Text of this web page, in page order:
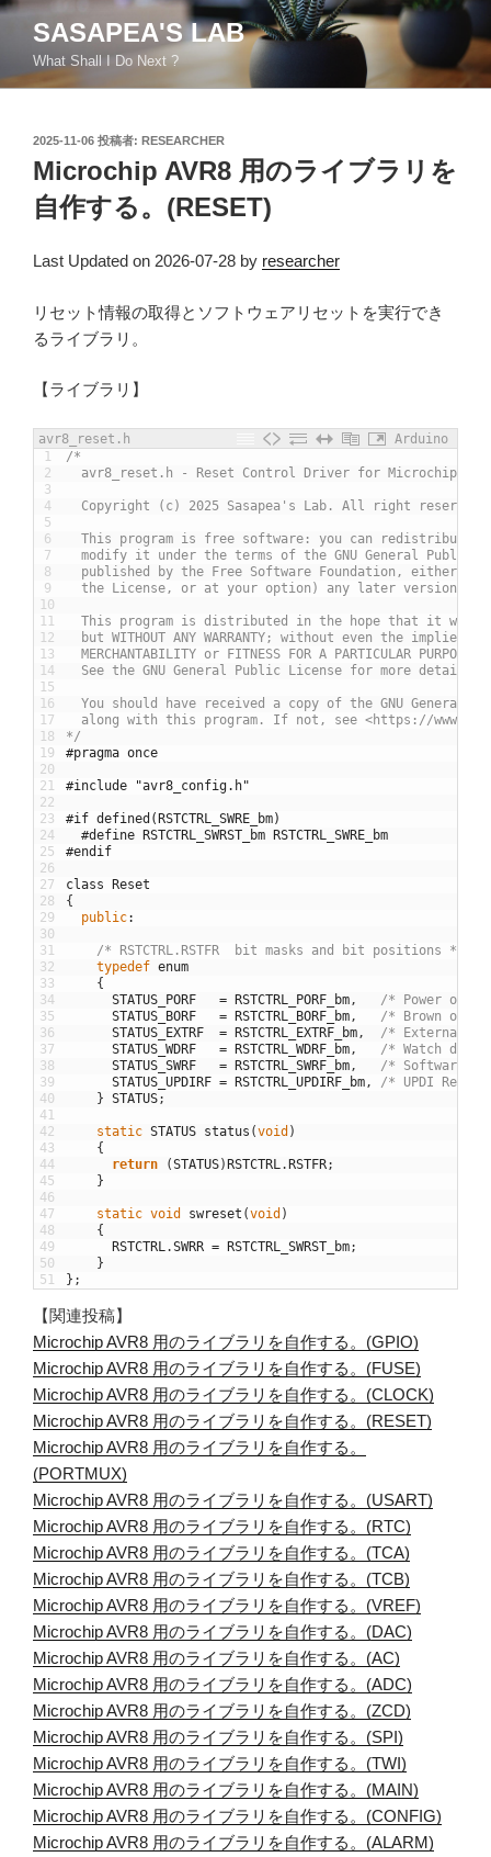
コ
ン
SASAPEA'S LAB
What Shall I Do Next ?
投
稿
日:
2025-11-06 投稿者: RESEARCHER
Microchip AVR8 用のライブラリを
自作する。(RESET)
Last Updated on 2026-07-28 by researcher
リセット情報の取得とソフトウェアリセットを実行でき
るライブラリ。
【ライブラリ】
avr8_reset.h
Arduino
1
2
3
4
5
6
7
8
9
10
11
12
13
14
15
16
17
18
19
20
21
22
23
24
25
26
27
28
29
30
31
32
33
34
35
36
37
38
39
40
41
42
43
44
45
46
47
48
49
50
51
/*
avr8_reset.h - Reset Control Driver for Microchip
Copyright (c) 2025 Sasapea's Lab. All right reserved.
This program is free software: you can redistribute
modify it under the terms of the GNU General Public
published by the Free Software Foundation, either
the License, or at your option) any later version.
This program is distributed in the hope that it will
but WITHOUT ANY WARRANTY; without even the implied
MERCHANTABILITY or FITNESS FOR A PARTICULAR PURPOSE.
See the GNU General Public License for more details.
You should have received a copy of the GNU General
along with this program. If not, see <https://
*/
#pragma once
#include "avr8_config.h"
#if defined(RSTCTRL_SWRE_bm)
#define RSTCTRL_SWRST_bm RSTCTRL_SWRE_bm
#endif
class Reset
{
public:
/* RSTCTRL.RSTFR  bit masks and bit positions */
typedef enum
{
STATUS_PORF
= RSTCTRL_PORF_bm ,
/* Power on
STATUS_BORF
= RSTCTRL_BORF_bm ,
/* Brown out
STATUS_EXTRF
= RSTCTRL_EXTRF_bm ,
/* External
STATUS_WDRF
= RSTCTRL_WDRF_bm ,
/* Watch dog
STATUS_SWRF
= RSTCTRL_SWRF_bm ,
/* Software
STATUS_UPDIRF = RSTCTRL_UPDIRF_bm ,
/* UPDI
} STATUS;
static STATUS status (void )
{
return
(STATUS)RSTCTRL .RSTFR;
}
static void swreset (void )
{
RSTCTRL .SWRR = RSTCTRL_SWRST_bm;
}
} ;
【関連投稿】
Microchip AVR8 用のライブラリを自作する。(GPIO)
Microchip AVR8 用のライブラリを自作する。(FUSE)
Microchip AVR8 用のライブラリを自作する。(CLOCK)
Microchip AVR8 用のライブラリを自作する。(RESET)
Microchip AVR8 用のライブラリを自作する。
(PORTMUX)
Microchip AVR8 用のライブラリを自作する。(USART)
Microchip AVR8 用のライブラリを自作する。(RTC)
Microchip AVR8 用のライブラリを自作する。(TCA)
Microchip AVR8 用のライブラリを自作する。(TCB)
Microchip AVR8 用のライブラリを自作する。(VREF)
Microchip AVR8 用のライブラリを自作する。(DAC)
Microchip AVR8 用のライブラリを自作する。(AC)
Microchip AVR8 用のライブラリを自作する。(ADC)
Microchip AVR8 用のライブラリを自作する。(ZCD)
Microchip AVR8 用のライブラリを自作する。(SPI)
Microchip AVR8 用のライブラリを自作する。(TWI)
Microchip AVR8 用のライブラリを自作する。(MAIN)
Microchip AVR8 用のライブラリを自作する。(CONFIG)
Microchip AVR8 用のライブラリを自作する。(ALARM)